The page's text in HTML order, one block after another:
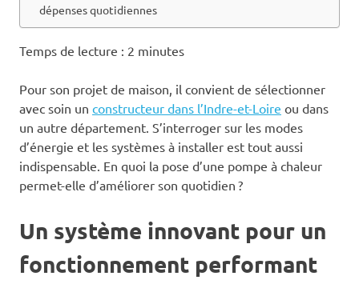
dépenses quotidiennes
Temps de lecture : 2 minutes
Pour son projet de maison, il convient de sélectionner
avec soin un constructeur dans l’Indre-et-Loire ou dans
un autre département. S’interroger sur les modes
d’énergie et les systèmes à installer est tout aussi
indispensable. En quoi la pose d’une pompe à chaleur
permet-elle d’améliorer son quotidien ?
Un système innovant pour un
fonctionnement performant